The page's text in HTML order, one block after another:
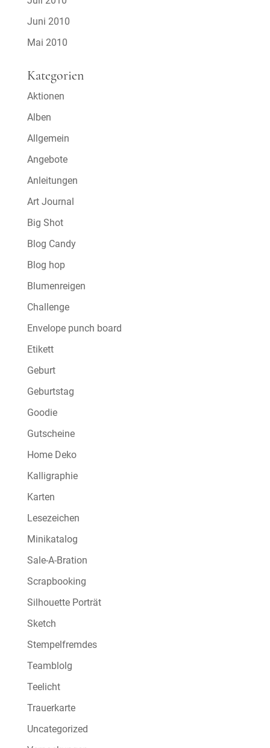
Juni 2010
Mai 2010
Kategorien
Aktionen
Alben
Allgemein
Angebote
Anleitungen
Art Journal
Big Shot
Blog Candy
Blog hop
Blumenreigen
Challenge
Envelope punch board
Etikett
Geburt
Geburtstag
Goodie
Gutscheine
Home Deko
Kalligraphie
Karten
Lesezeichen
Minikatalog
Sale-A-Bration
Scrapbooking
Silhouette Porträt
Sketch
Stempelfremdes
Teamblolg
Teelicht
Trauerkarte
Uncategorized